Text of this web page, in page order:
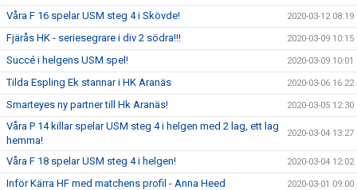
Våra F 16 spelar USM steg 4 i Skövde! 2020-03-12 08:19
Fjärås HK - seriesegrare i div 2 södra!!! 2020-03-09 10:15
Succé i helgens USM spel! 2020-03-09 10:01
Tilda Espling Ek stannar i HK Aranäs 2020-03-06 16:22
Smarteyes ny partner till Hk Aranäs! 2020-03-05 12:30
Våra P 14 killar spelar USM steg 4 i helgen med 2 lag, ett lag
hemma!
2020-03-04 13:27
Våra F 18 spelar USM steg 4 i helgen! 2020-03-04 12:02
Inför Kärra HF med matchens profil - Anna Heed 2020-03-01 09:00